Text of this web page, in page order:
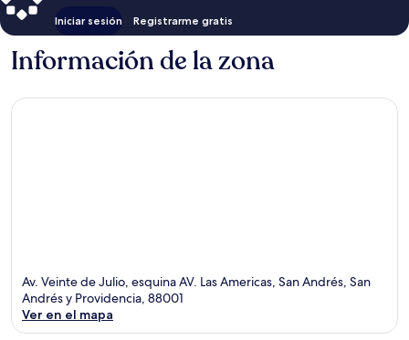
Iniciar sesión Registrarme gratis
Información de la zona
Av. Veinte de Julio, esquina AV. Las Americas, San Andrés, San
Andrés y Providencia, 88001
Ver en el mapa